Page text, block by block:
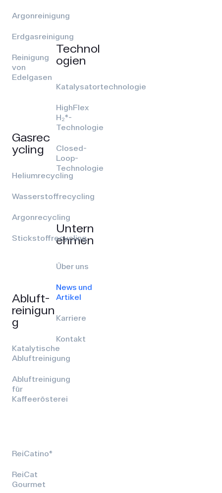
Argonreinigung
Erdgasreinigung
Reinigung
von
Edelgasen
Gasrec
ycling
Heliumrecycling
Wasserstoffrecycling
Argonrecycling
Stickstoffrecycling
Abluft­
reinigun
g
Katalytische
Abluftreinigung
Abluftreinigung
für
Kaffeerösterei
ReiCatino®
ReiCat
Gourmet
Technol
ogien
Katalysatortechnologie
HighFlex
H₂®-
Technologie
Closed-
Loop-
Technologie
Untern
ehmen
Über uns
News und
Artikel
Karriere
Kontakt